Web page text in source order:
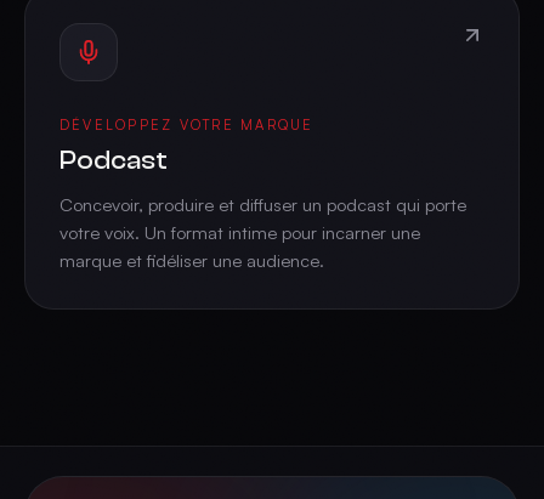
DÉVELOPPEZ VOTRE MARQUE
Podcast
Concevoir, produire et diffuser un podcast qui porte
votre voix. Un format intime pour incarner une
marque et fidéliser une audience.